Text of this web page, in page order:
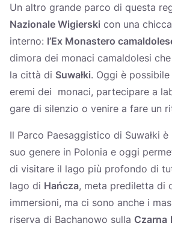
Un altro grande parco di questa
Nazionale Wigierski con una
interno: l’Ex Monastero
dimora dei monaci camaldolesi
la città di Suwałki. Oggi è
eremi dei monaci, partecipare a
gare di silenzio o venire a fare un
Il Parco Paesaggistico di Suwałki
suo genere in Polonia e oggi
di visitare il lago più profondo di
lago di Hańcza, meta prediletta di
immersioni, ma ci sono anche i
riserva di Bachanowo sulla Czarna